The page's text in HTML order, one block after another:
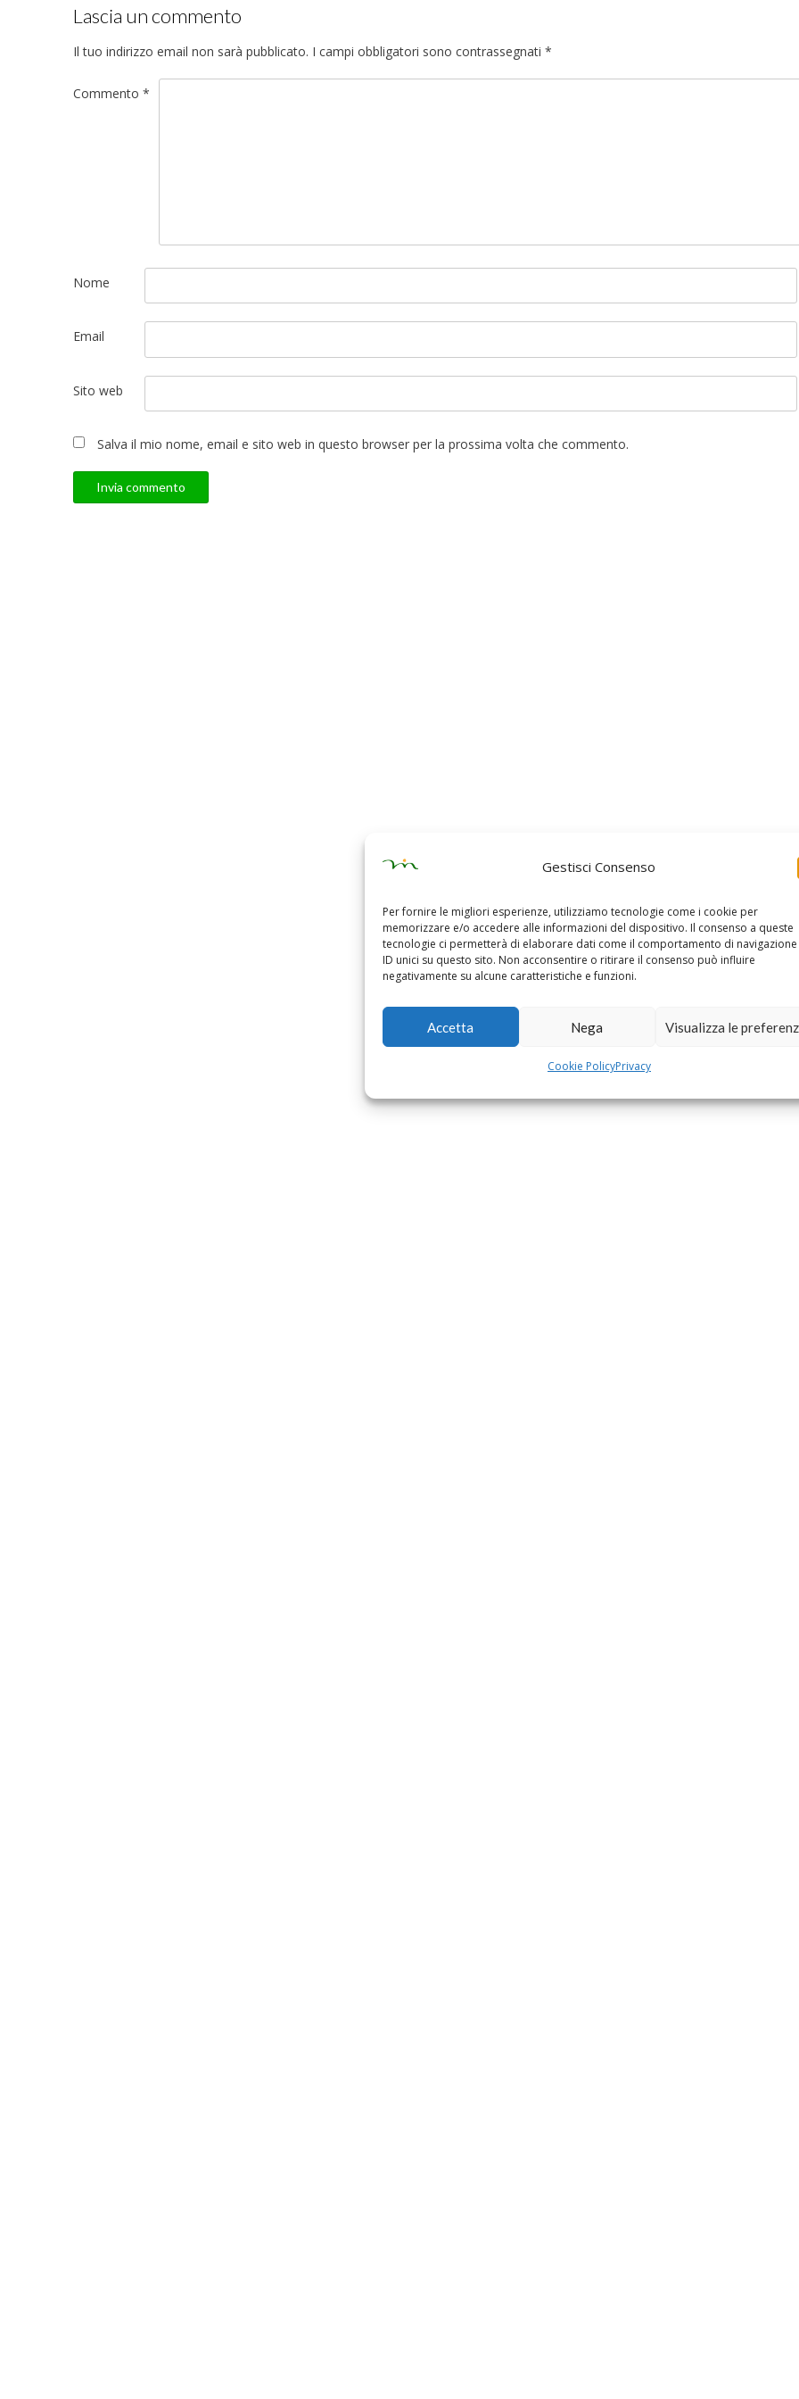
Gestisci Consenso
Per fornire le migliori esperienze, utilizziamo tecnologie come i cookie per
memorizzare e/o accedere alle informazioni del dispositivo. Il consenso a queste
tecnologie ci permetterà di elaborare dati come il comportamento di
ID unici su questo sito. Non acconsentire o ritirare il consenso può influire
negativamente su alcune caratteristiche e funzioni.
Accetta Nega Visualizza le
Cookie PolicyPrivacy
Lascia un commento
Il tuo indirizzo email non sarà pubblicato. I campi obbligatori sono contrassegnati *
Commento *
Nome
Email
Sito web
Salva il mio nome, email e sito web in questo browser per la prossima volta che commento.